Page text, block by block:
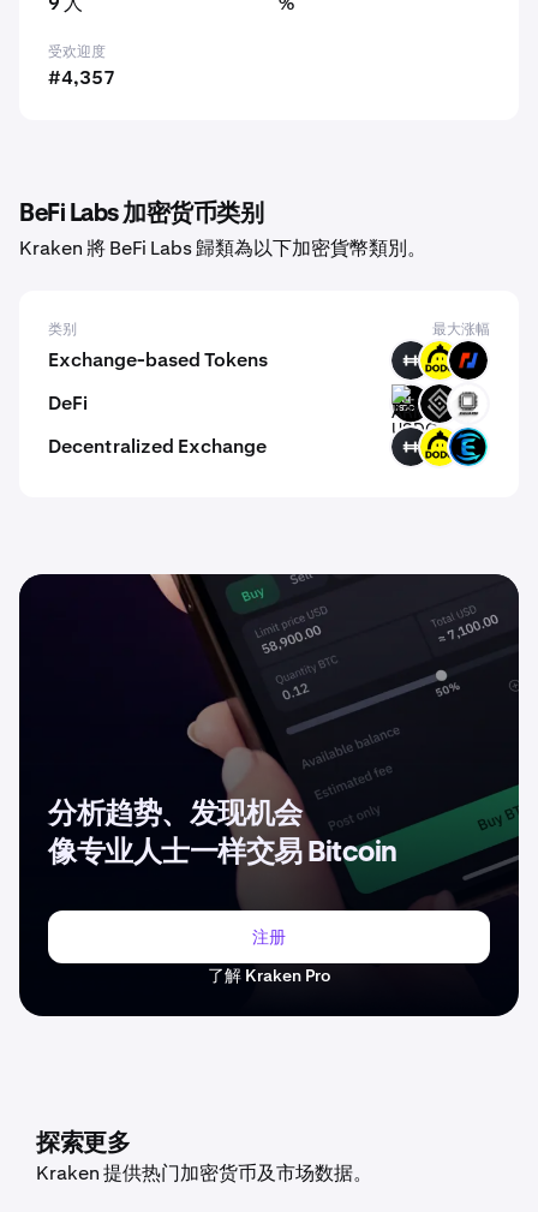
受欢迎度
#4,357
BeFi Labs 加密货币类别
Kraken 將 BeFi Labs 歸類為以下加密貨幣類別。
类别 最大涨幅
Exchange-based Tokens HFT DODO BMEX
DeFi ARM-
USDC DECT EVOP
Decentralized Exchange HFT DODO EQUAL
分析趋势、发现机会
像专业人士一样交易 Bitcoin
注册
了解 Kraken Pro
探索更多
Kraken 提供热门加密货币及市场数据。